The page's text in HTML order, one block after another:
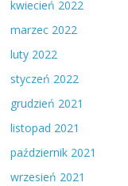
kwiecień 2022
marzec 2022
luty 2022
styczeń 2022
grudzień 2021
listopad 2021
październik 2021
wrzesień 2021